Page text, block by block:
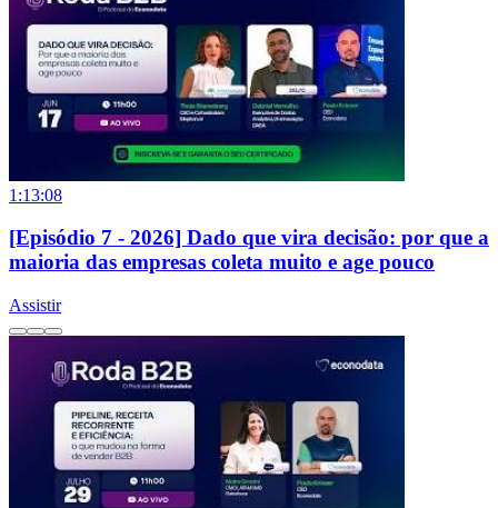
1:13:08
[Episódio 7 - 2026] Dado que vira decisão: por que a
maioria das empresas coleta muito e age pouco
Assistir